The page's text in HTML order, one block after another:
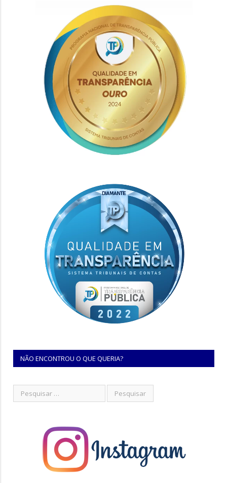
NÃO ENCONTROU O QUE QUERIA?